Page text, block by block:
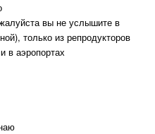
вы не услышите в
только из репродукторов
в аэропортах